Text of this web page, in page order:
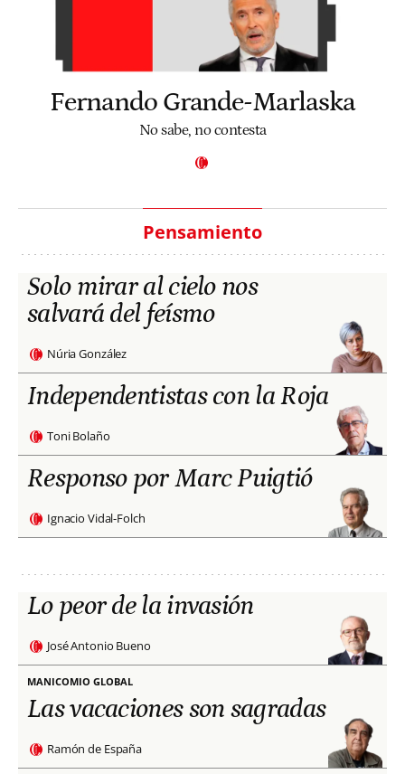
Fernando Grande-Marlaska
No sabe, no contesta
Pensamiento
Solo mirar al cielo nos
salvará del feísmo
Núria González
Independentistas con la Roja
Toni Bolaño
Responso por Marc Puigtió
Ignacio Vidal-Folch
Lo peor de la invasión
José Antonio Bueno
MANICOMIO GLOBAL
Las vacaciones son sagradas
Ramón de España